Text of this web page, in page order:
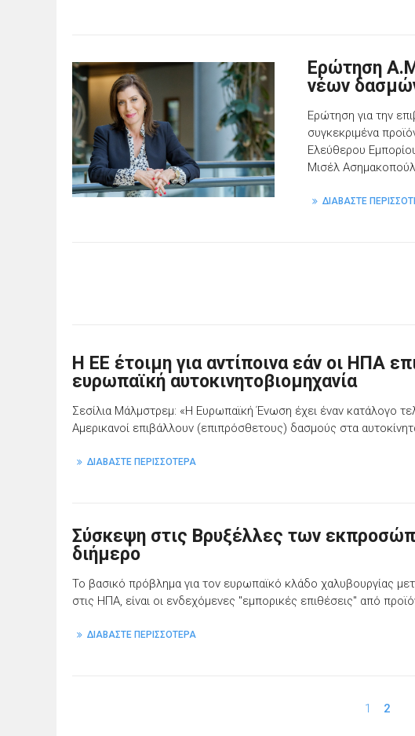
Ερώτηση
νέων
Ερώτηση για την
συγκεκριμένα
Ελεύθερου
Μισέλ
ΔΙΑΒΑΣΤΕ
Η ΕΕ έτοιμη για αντίποινα εάν οι ΗΠΑ
ευρωπαϊκή αυτοκινητοβιομηχανία
Σεσίλια Μάλμστρεμ: «Η Ευρωπαϊκή Ένωση έχει έναν κατάλογο
Αμερικανοί επιβάλλουν (επιπρόσθετους) δασμούς στα
ΔΙΑΒΑΣΤΕ ΠΕΡΙΣΣΟΤΕΡΑ
Σύσκεψη στις Βρυξέλλες των
διήμερο
Το βασικό πρόβλημα για τον ευρωπαϊκό κλάδο χαλυβουργίας
στις ΗΠΑ, είναι οι ενδεχόμενες "εμπορικές επιθέσεις" από
ΔΙΑΒΑΣΤΕ ΠΕΡΙΣΣΟΤΕΡΑ
1 2